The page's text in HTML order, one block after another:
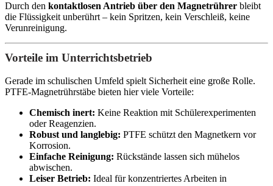
Durch den kontaktlosen Antrieb über den Magnetrührer bleibt
die Flüssigkeit unberührt – kein Spritzen, kein Verschleiß, keine
Verunreinigung.
Vorteile im Unterrichtsbetrieb
Gerade im schulischen Umfeld spielt Sicherheit eine große Rolle.
PTFE-Magnetrührstäbe bieten hier viele Vorteile:
Chemisch inert: Keine Reaktion mit Schülerexperimenten
oder Reagenzien.
Robust und langlebig: PTFE schützt den Magnetkern vor
Korrosion.
Einfache Reinigung: Rückstände lassen sich mühelos
abwischen.
Leiser Betrieb: Ideal für konzentriertes Arbeiten in